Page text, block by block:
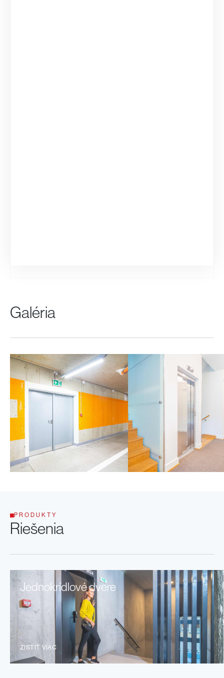
Galéria
PRODUKTY
Riešenia
Jednokrídlové dvere
ZISTIŤ VIAC